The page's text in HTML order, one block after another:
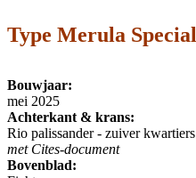
Type Merula Special
Bouwjaar:
mei 2025
Achterkant & krans:
Rio palissander - zuiver kwartiers
met Cites-document
Bovenblad: